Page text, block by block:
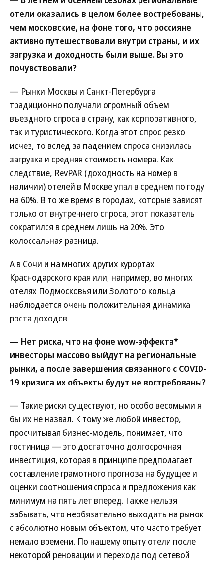
отели оказались в целом более востребованы,
чем московские, на фоне того, что россияне
активно путешествовали внутри страны, и их
загрузка и доходность были выше. Вы это
почувствовали?
— Рынки Москвы и Санкт-Петербурга
традиционно получали огромный объем
въездного спроса в страну, как корпоративного,
так и туристического. Когда этот спрос резко
исчез, то вслед за падением спроса снизилась
загрузка и средняя стоимость номера. Как
следствие, RevPAR (доходность на номер в
наличии) отелей в Москве упал в среднем по году
на 60%. В то же время в городах, которые зависят
только от внутреннего спроса, этот показатель
сократился в среднем лишь на 20%. Это
колоссальная разница.
А в Сочи и на многих других курортах
Краснодарского края или, например, во многих
отелях Подмосковья или Золотого кольца
наблюдается очень положительная динамика
роста доходов.
— Нет риска, что на фоне wow-эффекта*
инвесторы массово выйдут на региональные
рынки, а после завершения связанного с COVID-
19 кризиса их объекты будут не востребованы?
— Такие риски существуют, но особо весомыми я
бы их не назвал. К тому же любой инвестор,
просчитывая бизнес-модель, понимает, что
гостиница — это достаточно долгосрочная
инвестиция, которая в принципе предполагает
составление грамотного прогноза на будущее и
оценки соотношения спроса и предложения как
минимум на пять лет вперед. Также нельзя
забывать, что необязательно выходить на рынок
с абсолютно новым объектом, что часто требует
немало времени. По нашему опыту отели после
некоторой реновации и перехода под сетевой